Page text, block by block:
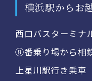
横浜駅からお
西口バスターミナ
⑧番乗り場から相
上星川駅行き乗車